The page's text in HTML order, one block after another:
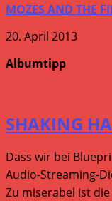
MOZES AND THE
20. April 2013
Albumtipp
SHAKING
Dass wir bei
Audio-Streaming-
Zu miserabel ist